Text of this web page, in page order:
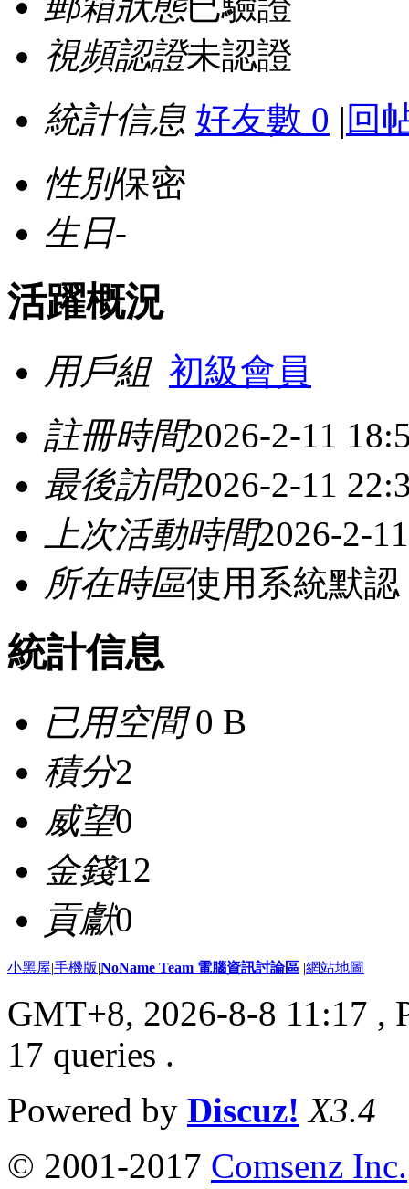
視頻認證未認證
統計信息 好友數 0 | 回
性別保密
生日-
活躍概況
用戶組 初級會員
註冊時間2026-2-11
最後訪問2026-2-11
上次活動時間2026-2-
所在時區使用系統默認
統計信息
已用空間0 B
積分2
威望0
金錢12
貢獻0
小黑屋|手機版|NoName Team 電腦資訊討論區 |網站地圖
GMT+8, 2026-8-8 11:17 ,
17 queries .
Powered by Discuz! X3.4
© 2001-2017 Comsenz Inc.